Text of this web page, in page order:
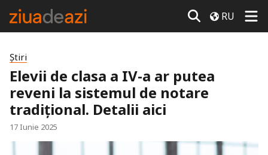
RU
Știri
Elevii de clasa a IV-a ar putea
reveni la sistemul de notare
tradițional. Detalii aici
17 Iunie 2025